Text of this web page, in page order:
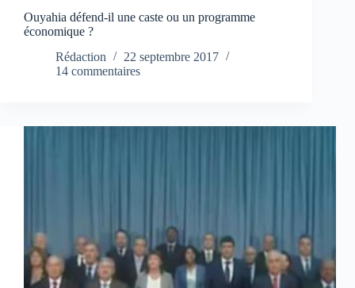
Ouyahia défend-il une caste ou un programme
économique ?
Rédaction
22 septembre 2017
14 commentaires